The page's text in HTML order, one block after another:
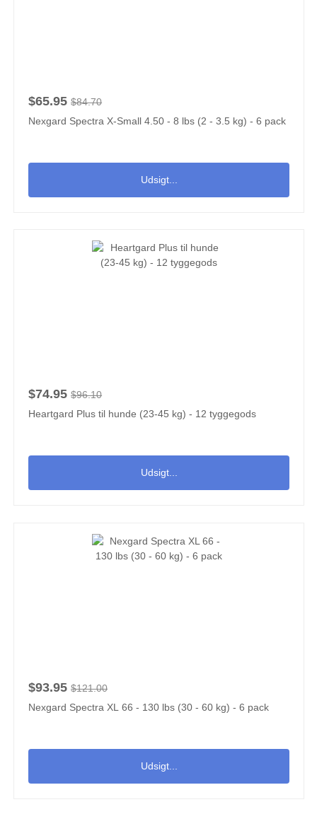
$65.95 $84.70
Nexgard Spectra X-Small 4.50 - 8 lbs (2 - 3.5 kg) - 6 pack
Udsigt...
$74.95 $96.10
Heartgard Plus til hunde (23-45 kg) - 12 tyggegods
Udsigt...
$93.95 $121.00
Nexgard Spectra XL 66 - 130 lbs (30 - 60 kg) - 6 pack
Udsigt...